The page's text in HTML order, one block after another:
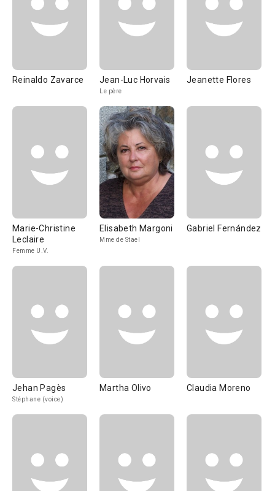
Reinaldo Zavarce Jean-Luc Horvais
Le père
Jeanette Flores
Marie-Christine
Leclaire
Femme U.V.
Elisabeth Margoni
Mme de Stael
Gabriel Fernández
Jehan Pagès
Stéphane (voice)
Martha Olivo Claudia Moreno